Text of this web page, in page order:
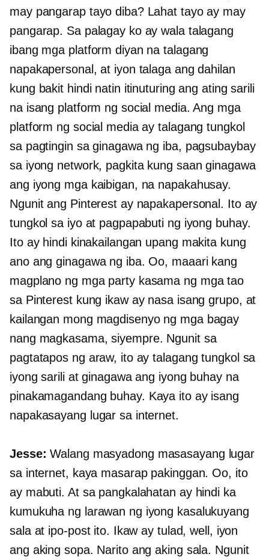
may pangarap tayo diba? Lahat tayo ay may
pangarap. Sa palagay ko ay wala talagang
ibang mga platform diyan na talagang
napakapersonal, at iyon talaga ang dahilan
kung bakit hindi natin itinuturing ang ating sarili
na isang platform ng social media. Ang mga
platform ng social media ay talagang tungkol
sa pagtingin sa ginagawa ng iba, pagsubaybay
sa iyong network, pagkita kung saan ginagawa
ang iyong mga kaibigan, na napakahusay.
Ngunit ang Pinterest ay napakapersonal. Ito ay
tungkol sa iyo at pagpapabuti ng iyong buhay.
Ito ay hindi kinakailangan upang makita kung
ano ang ginagawa ng iba. Oo, maaari kang
magplano ng mga party kasama ng mga tao
sa Pinterest kung ikaw ay nasa isang grupo, at
kailangan mong magdisenyo ng mga bagay
nang magkasama, siyempre. Ngunit sa
pagtatapos ng araw, ito ay talagang tungkol sa
iyong sarili at ginagawa ang iyong buhay na
pinakamagandang buhay. Kaya ito ay isang
napakasayang lugar sa internet.
Jesse: Walang masyadong masasayang lugar
sa internet, kaya masarap pakinggan. Oo, ito
ay mabuti. At sa pangkalahatan ay hindi ka
kumukuha ng larawan ng iyong kasalukuyang
sala at ipo-post ito. Ikaw ay tulad, well, iyon
ang aking sopa. Narito ang aking sala. Ngunit